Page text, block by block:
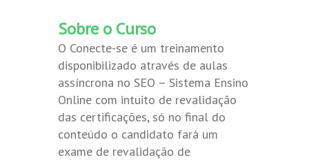
Sobre o Curso
O Conecte-se é um treinamento
disponibilizado através de aulas
assíncrona no SEO – Sistema Ensino
Online com intuito de revalidação
das certificações, só no final do
conteúdo o candidato fará um
exame de revalidação de